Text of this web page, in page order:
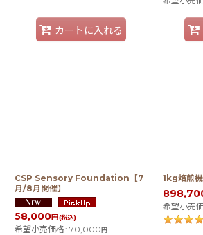
カートに入れる
CSP Sensory Foundation【7
月/8月開催】
58,000円(税込)
希望小売価格: 70,000円
1kg焙煎機
希望小売